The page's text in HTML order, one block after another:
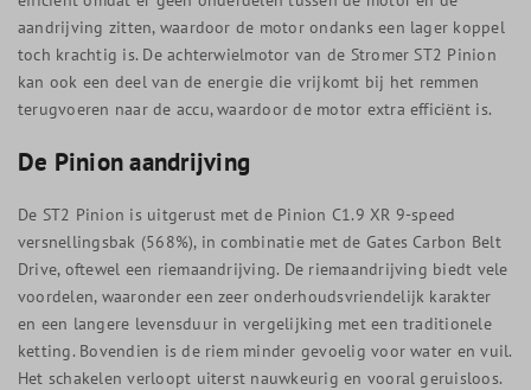
aandrijving zitten, waardoor de motor ondanks een lager koppel
toch krachtig is. De achterwielmotor van de Stromer ST2 Pinion
kan ook een deel van de energie die vrijkomt bij het remmen
terugvoeren naar de accu, waardoor de motor extra efficiënt is.
De Pinion aandrijving
De ST2 Pinion is uitgerust met de Pinion C1.9 XR 9-speed
versnellingsbak (568%), in combinatie met de Gates Carbon Belt
Drive, oftewel een riemaandrijving. De riemaandrijving biedt vele
voordelen, waaronder een zeer onderhoudsvriendelijk karakter
en een langere levensduur in vergelijking met een traditionele
ketting. Bovendien is de riem minder gevoelig voor water en vuil.
Het schakelen verloopt uiterst nauwkeurig en vooral geruisloos.